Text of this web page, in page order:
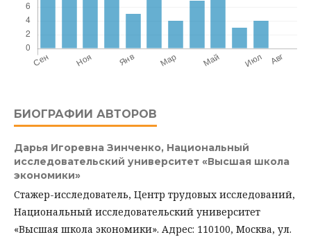
БИОГРАФИИ АВТОРОВ
Дарья Игоревна Зинченко, Национальный
исследовательский университет «Высшая школа
экономики»
Стажер-исследователь, Центр трудовых исследований,
Национальный исследовательский университет
«Высшая школа экономики». Адрес: 110100, Москва, ул.